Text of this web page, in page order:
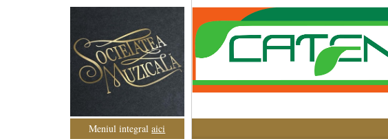
Meniul integralaici